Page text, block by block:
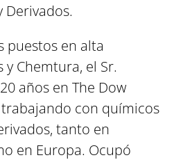
Derivados.
puestos en alta
Chemtura, el Sr.
años en The Dow
con químicos
tanto en
en Europa. Ocupó